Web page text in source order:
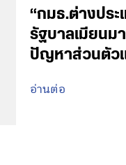
“กมธ.ต่างปร
รัฐบาลเมียนม
ปัญหาส่วนตัว
อ่านต่อ